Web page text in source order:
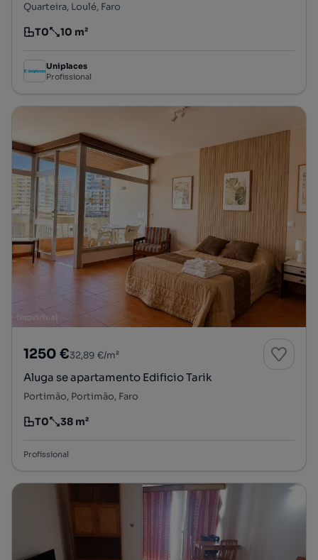
Quarteira, Loulé, Faro
Tipologia
T0
Preço por metro quadrado
10 m²
Uniplaces
Profissional
1250 €32,89 €/m²
Aluga se apartamento Edificio Tarik
Portimão, Portimão, Faro
Tipologia
T0
Preço por metro quadrado
38 m²
Profissional